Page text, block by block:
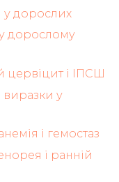
у дорослих
у дорослому
цервіцит і ІПСШ
виразки у
і гемостаз
і ранній